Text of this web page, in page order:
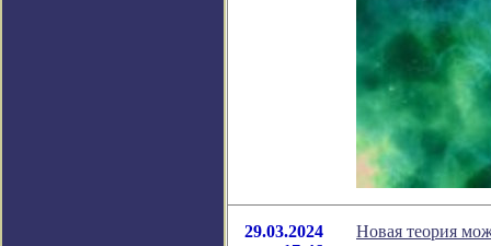
29.03.2024
Новая теория